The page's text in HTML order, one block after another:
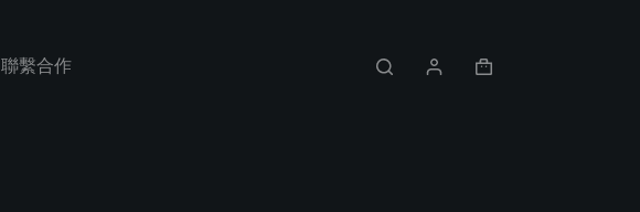
聯繫合作
Shopping